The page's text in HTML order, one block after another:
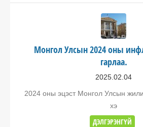
Монгол Улсын 2024 оны
гарлаа.
2025.02.04
2024 оны эцэст Монгол Улсын
хэ
ДЭЛГЭРЭНГҮЙ